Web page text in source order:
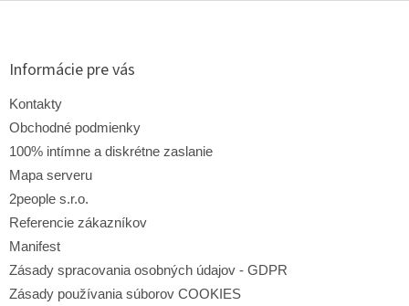
Z
Informácie pre vás
Kontakty
Obchodné podmienky
100% intímne a diskrétne zaslanie
Mapa serveru
2people s.r.o.
Referencie zákazníkov
Manifest
Zásady spracovania osobných údajov - GDPR
Zásady používania súborov COOKIES